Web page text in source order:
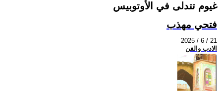
غيوم تتدلى في الأوتوبيس
فتحي مهذب
2025 / 6 / 21
الادب والفن